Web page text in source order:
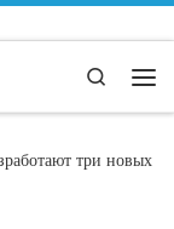
Search
три новых